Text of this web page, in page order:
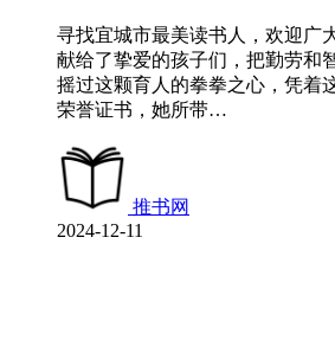
寻找宜城市最美读书人，欢迎广
献给了挚爱的孩子们，把勤劳和
摇过这颗育人的拳拳之心，凭着
荣誉证书，她所带…
推书网
2024-12-11